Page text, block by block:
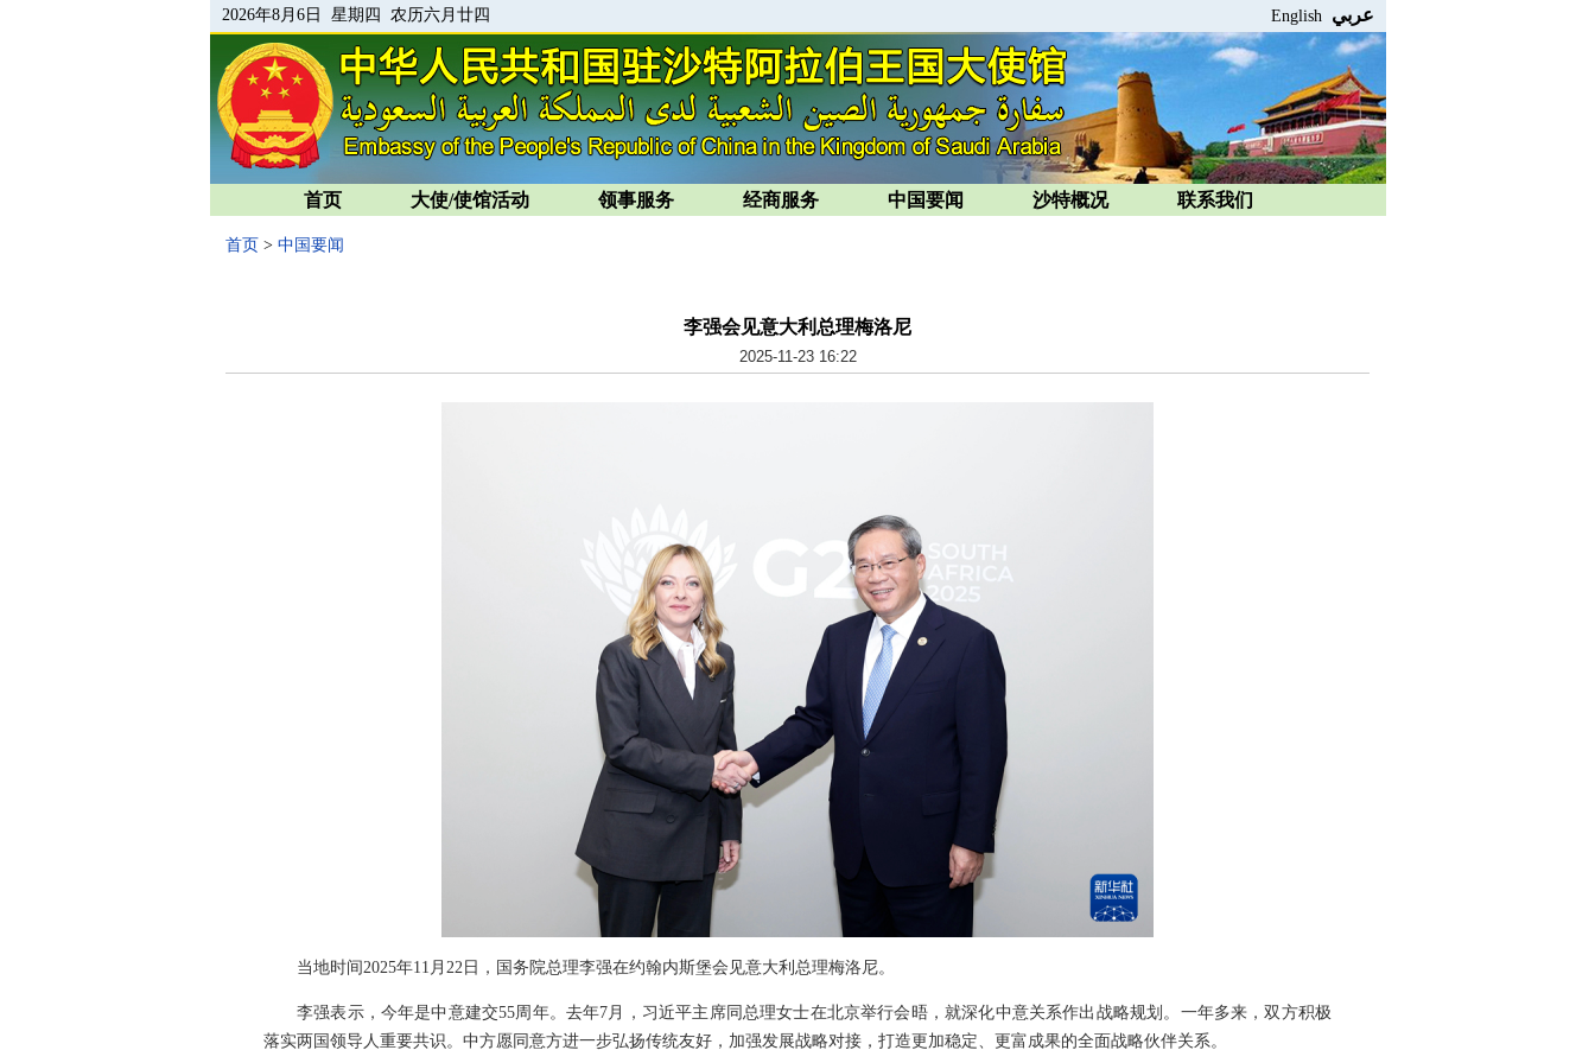
2026年8月6日 星期四 农历六月廿四 English عربي
首页 大使/使馆活动 领事服务 经商服务 中国要闻 沙特概况 联系我们
首页 > 中国要闻
李强会见意大利总理梅洛尼
2025-11-23 16:22
当地时间2025年11月22日，国务院总理李强在约翰内斯堡会见意大利总理梅洛尼。
李强表示，今年是中意建交55周年。去年7月，习近平主席同总理女士在北京举行会晤，就深化中意关系作出战略规划。一年多来，双方积极
落实两国领导人重要共识。中方愿同意方进一步弘扬传统友好，加强发展战略对接，打造更加稳定、更富成果的全面战略伙伴关系。